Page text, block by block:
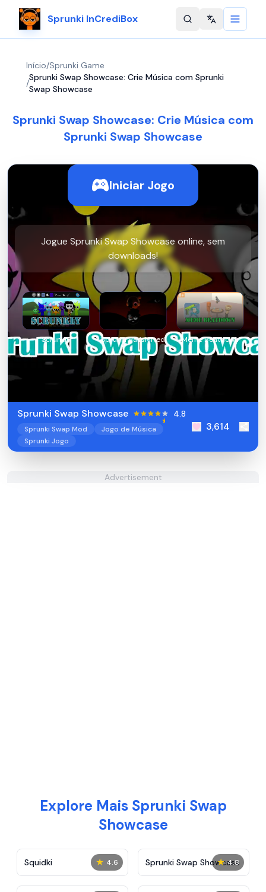
Sprunki InCrediBox Change
Início/Sprunki Game
/
Sprunki Swap Showcase: Crie Música com Sprunki
Swap Showcase
Sprunki Swap Showcase: Crie Música com
Sprunki Swap Showcase
Iniciar Jogo
Jogue Sprunki Swap Showcase online, sem
downloads!
Scrunkly Sprunki Halfshifted Meme Beatdown
Sprunki Swap Showcase 4.8
Sprunki Swap Mod
Jogo de Música
Sprunki Jogo
3,614
Advertisement
Explore Mais Sprunki Swap
Showcase
★ 4.6
Squidki ★ 4.8
Sprunki Swap Showcase